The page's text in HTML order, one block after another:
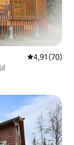
5 üzerinden
4,91 (70)